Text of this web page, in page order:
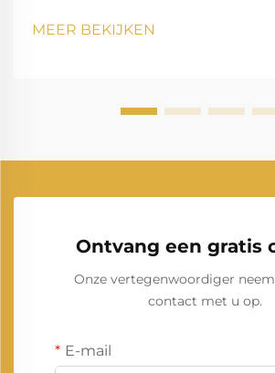
elektriciteit opwekken en verbruiken
MEER BEKIJKEN
Ontvang een gratis
Onze vertegenwoordiger
contact met u op.
E-mail